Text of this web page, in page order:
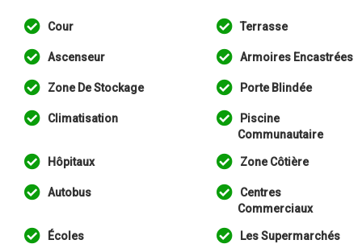
Cour Terrasse
Ascenseur Armoires Encastrées
Zone De Stockage Porte Blindée
Climatisation
Piscine
Communautaire
Hôpitaux Zone Côtière
Autobus
Centres
Commerciaux
Écoles Les Supermarchés